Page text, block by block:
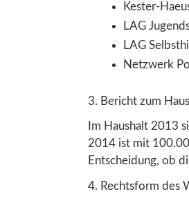
Kester-
LAG
LAG
Netzwerk
3. Bericht zum
Im Haushalt 2013
2014 ist mit
Entscheidung, ob
4. Rechtsform des